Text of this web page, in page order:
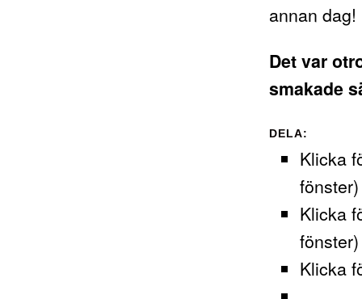
annan dag!
Det var
smakade
DELA:
Klicka
fönster)
Klicka
fönster)
Klicka